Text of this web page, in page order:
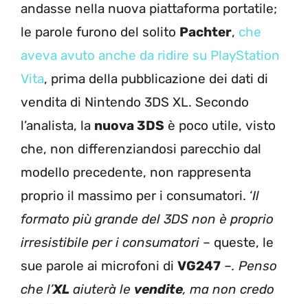
andasse nella nuova piattaforma portatile;
le parole furono del solito Pachter, che
aveva avuto anche da ridire su PlayStation
Vita, prima della pubblicazione dei dati di
vendita di Nintendo 3DS XL. Secondo
l’analista, la nuova 3DS è poco utile, visto
che, non differenziandosi parecchio dal
modello precedente, non rappresenta
proprio il massimo per i consumatori. ‘Il
formato più grande del 3DS non è proprio
irresistibile per i consumatori – queste, le
sue parole ai microfoni di VG247 –. Penso
che l’XL aiuterà le vendite, ma non credo